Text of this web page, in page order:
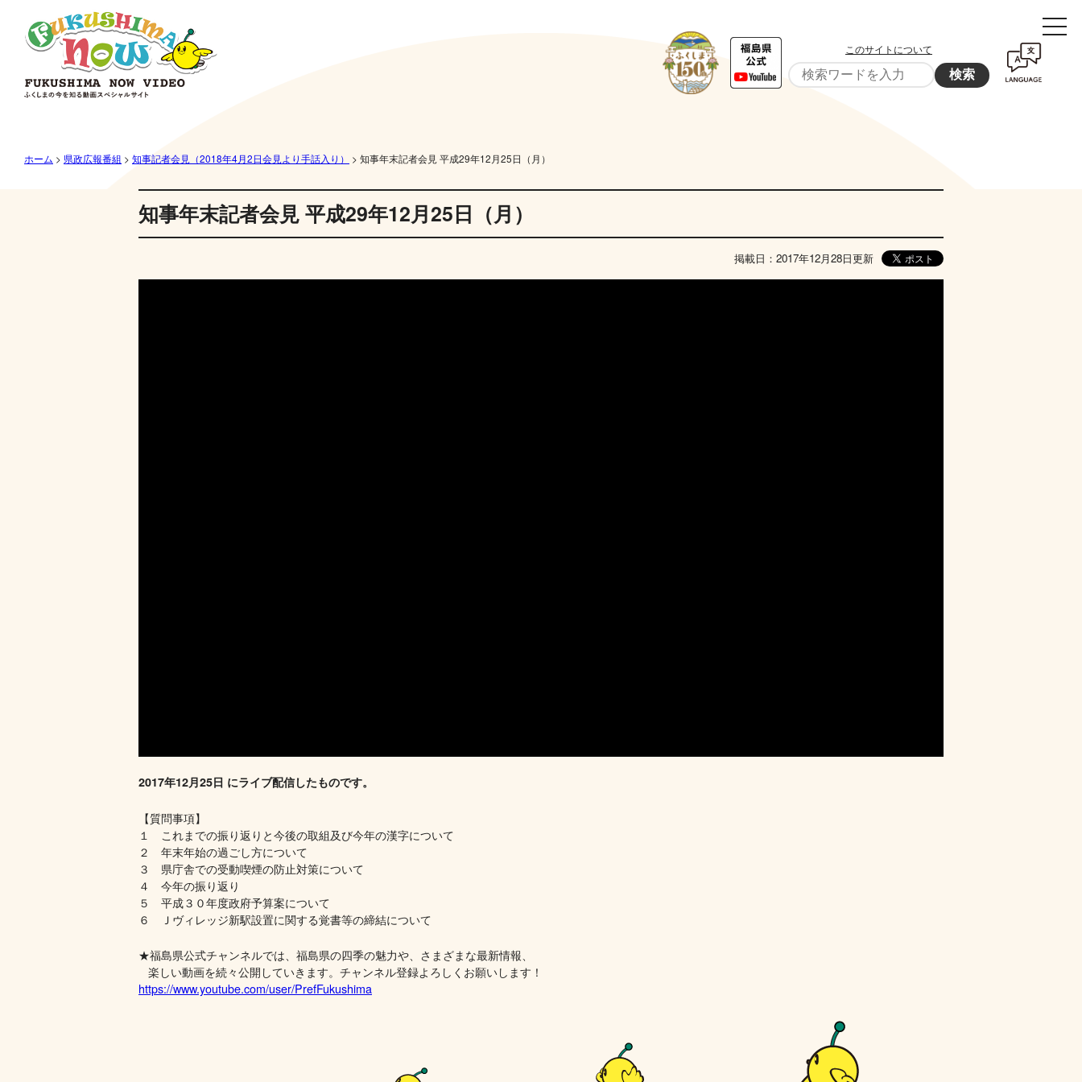
このサイトについて
検索
ホーム > 県政広報番組 > 知事記者会見（2018年4月2日会見より手話入り） > 知事年末記者会見 平成29年12月25日（月）
知事年末記者会見 平成29年12月25日（月）
掲載日：2017年12月28日更新
2017年12月25日 にライブ配信したものです。
【質問事項】
１ これまでの振り返りと今後の取組及び今年の漢字について
２ 年末年始の過ごし方について
３ 県庁舎での受動喫煙の防止対策について
４ 今年の振り返り
５ 平成３０年度政府予算案について
６ Ｊヴィレッジ新駅設置に関する覚書等の締結について
★福島県公式チャンネルでは、福島県の四季の魅力や、さまざまな最新情報、
楽しい動画を続々公開していきます。チャンネル登録よろしくお願いします！
https://www.youtube.com/user/PrefFukushima